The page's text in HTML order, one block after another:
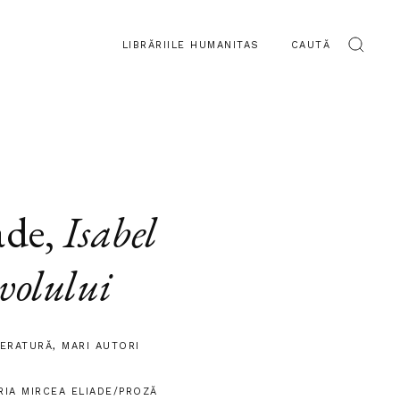
LIBRĂRIILE HUMANITAS CAUTĂ
,Isabel
, MARI AUTORI
MIRCEA ELIADE/PROZĂ